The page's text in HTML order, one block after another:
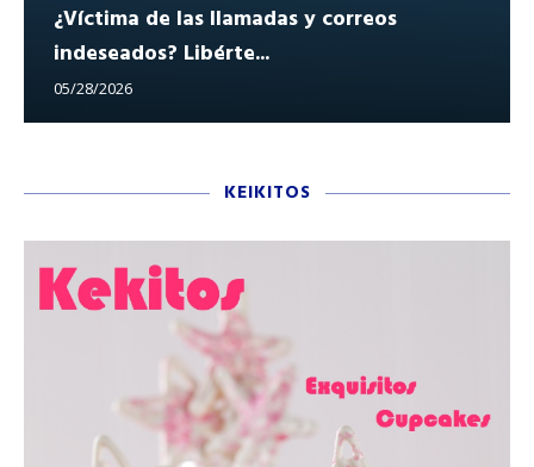
¿Víctima de las llamadas y correos
indeseados? Libérte...
05/28/2026
KEIKITOS